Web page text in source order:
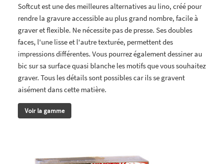
Softcut est une des meilleures alternatives au lino, créé pour
rendre la gravure accessible au plus grand nombre, facile à
graver et flexible. Ne nécessite pas de presse. Ses doubles
faces, l'une lisse et l'autre texturée, permettent des
impressions différentes. Vous pourrez également dessiner au
bic sur sa surface quasi blanche les motifs que vous souhaitez
graver. Tous les détails sont possibles car ils se gravent
aisément dans cette matière.
Voir la gamme